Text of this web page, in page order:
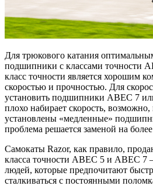
Для трюкового катания
подшипники с классами точности
класс точности является хорошим
скоростью и прочностью. Для
установить подшипники ABEC 7
плохо набирает скорость, возможно,
установлены «медленные»
проблема решается заменой на
Самокаты Razor, как правило,
класса точности ABEC 5 и ABEC 7
людей, которые предпочитают
сталкиваться с постоянными